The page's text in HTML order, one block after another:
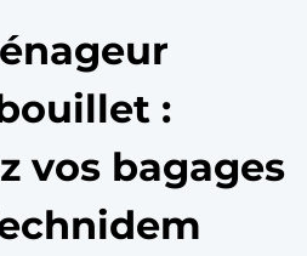
:
vos bagages